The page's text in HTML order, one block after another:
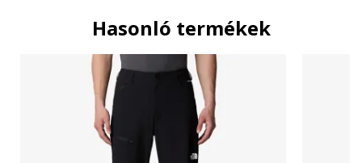
Hasonló termékek